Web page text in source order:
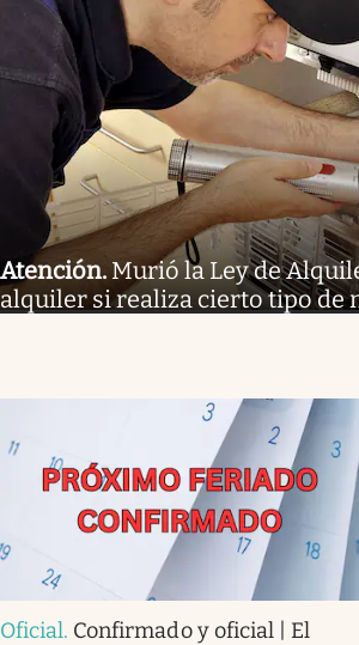
Atención. Murió la Ley de
alquiler si realiza cierto tipo de
Oficial. Confirmado y oficial | El